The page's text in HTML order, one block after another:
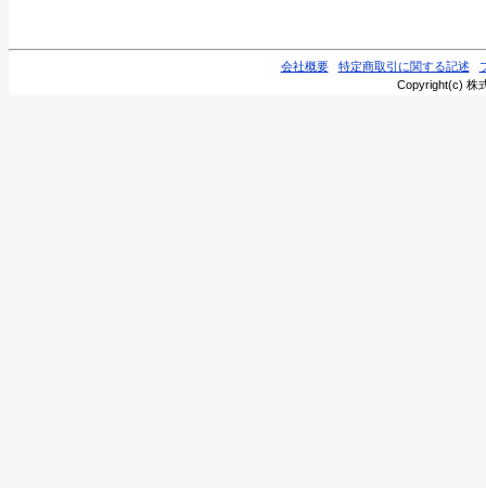
会社概要 特定商取引に関する記述
Copyright(c) 株